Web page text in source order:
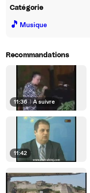
Catégorie
🎵 Musique
Recommandations
11:36 | À suivre
11:42